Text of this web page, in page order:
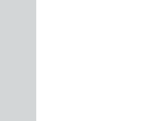
Vermiete doch an deine